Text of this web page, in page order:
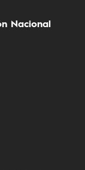
Nacional